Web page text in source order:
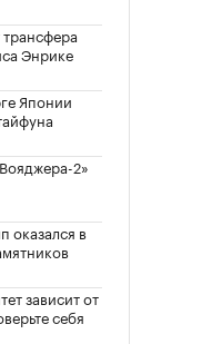
Энрике
Японии
2»
оказался в
зависит от
себя